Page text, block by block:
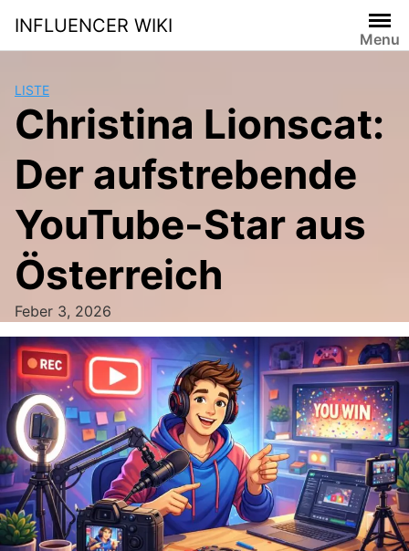
content
INFLUENCER WIKI
Menu
LISTE
Christina Lionscat:
Der aufstrebende
YouTube-Star aus
Österreich
Feber 3, 2026